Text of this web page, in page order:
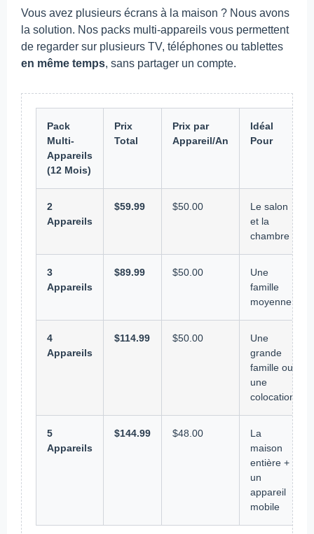
Vous avez plusieurs écrans à la maison ? Nous avons
la solution. Nos packs multi-appareils vous permettent
de regarder sur plusieurs TV, téléphones ou tablettes
en même temps, sans partager un compte.
Pack
Multi-
Appareils
(12 Mois)
Prix
Total
Prix par
Appareil/An
Idéal
Pour
2
Appareils
$59.99 $50.00
Le salon
et la
chambre
3
Appareils
$89.99 $50.00
Une
famille
moyenne
4
Appareils
$114.99 $50.00
Une
grande
famille ou
une
colocation
5
Appareils
$144.99 $48.00
La
maison
entière +
un
appareil
mobile